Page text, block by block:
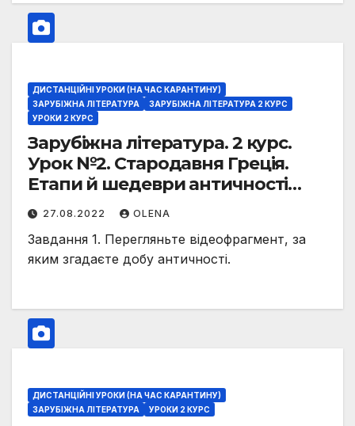
ДИСТАНЦІЙНІ УРОКИ (НА ЧАС КАРАНТИНУ)
ЗАРУБІЖНА ЛІТЕРАТУРА
ЗАРУБІЖНА ЛІТЕРАТУРА 2 КУРС
УРОКИ 2 КУРС
Зарубіжна література. 2 курс.
Урок №2. Стародавня Греція.
Етапи й шедеври античності
(огляд). Гомер (приблизно VIII ст.
до н. е.). «Одіссея»
27.08.2022 OLENA
Завдання 1. Перегляньте відеофрагмент, за
яким згадаєте добу античності.
ДИСТАНЦІЙНІ УРОКИ (НА ЧАС КАРАНТИНУ)
ЗАРУБІЖНА ЛІТЕРАТУРА
УРОКИ 2 КУРС